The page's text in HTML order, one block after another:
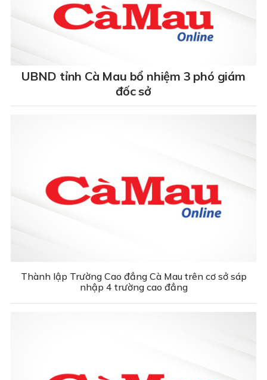
UBND tỉnh Cà Mau bổ nhiệm 3 phó giám
đốc sở
Thành lập Trường Cao đẳng Cà Mau trên cơ sở sáp
nhập 4 trường cao đẳng